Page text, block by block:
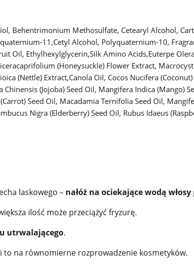
Behentrimonium Methosulfate, Cetearyl Alcohol,
11,Cetyl Alcohol, Polyquaternium-10,
Oil, Ethylhexylglycerin,Silk Amino Acids,Euterpe
(Honeysuckle) Flower Extract,
(Nettle) Extract,Canola Oil, Cocos Nucifera
(Jojoba) Seed Oil, Mangifera Indica (Mango)
Seed Oil, Macadamia Ternifolia Seed Oil,
Nigra (Elderberry) Seed Oil, Rubus Idaeus
laskowego – nałóż na ociekające wodą włosy
ilość może przeciążyć fryzurę.
utrwalającego.
to na równomierne rozprowadzenie kosmetyków.